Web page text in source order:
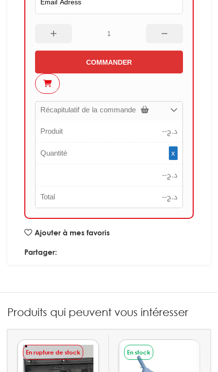
COMMANDER
Récapitulatif de la commande
Produit
--د.ج
Quantité
x
--د.ج
Total
--د.ج
Ajouter à mes favoris
Partager:
Produits qui peuvent vous intéresser
En rupture de stock En stock